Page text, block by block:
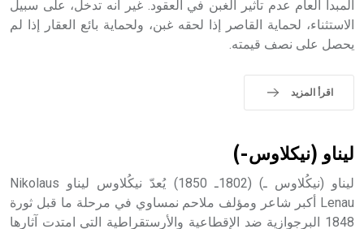
حيث تقتصر القيمة الصوتية للعلامة الك
المبدأ العام عدم تأثير الغبن في العقود. غير أنه تدخل، على سبيل
الاستثناء، لحماية القاصر إذا لحقه غبن، ولحماية بائع العقار إذا لم
يحصل على نصف قيمته.
اقرأ المزيد
ليناو (نيكلاوس-)
ليناو (نيكُلاوس ـ) (1802ـ 1850) يُعدّ نيكُلاوس ليناو Nikolaus
Lenau أكبر شاعر ومؤلف ملاحم نمساوي في مرحلة ما قبل ثورة
1848 البرجوازية ضد الإقطاعية والأرستقراطية التي امتدت آثارها